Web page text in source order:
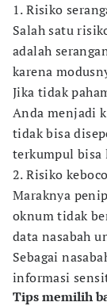
1. Risiko
Salah satu
adalah
karena
Jika tidak
Anda menjadi
tidak bisa
terkumpul bisa
2. Risiko
Maraknya
oknum tidak
data nasabah
Sebagai
informasi
Tips memilih